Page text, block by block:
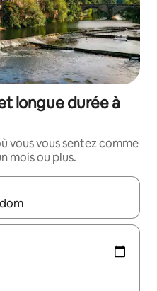
longue durée à
vous vous sentez comme
mois ou plus.
utilisez les flèches vers le